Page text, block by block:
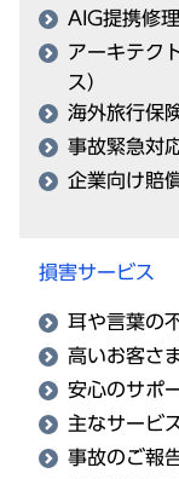
AIG提携修
アーキテク
ス）
海外旅行保
事故緊急対
企業向け賠
損害サービス
耳や言葉の
高いお客さ
安心のサポ
主なサービ
事故のご報